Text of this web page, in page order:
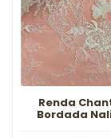
Renda
Bordada